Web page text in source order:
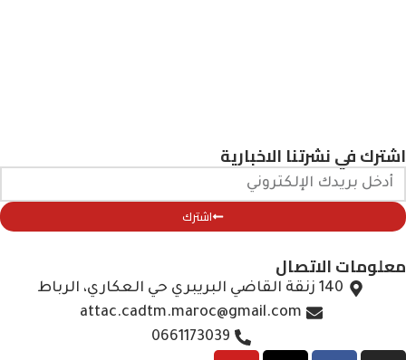
اشترك في نشرتنا الاخبارية
اشترك
معلومات الاتصال
140 زنقة القاضي البريبري حي العكاري، الرباط
attac.cadtm.maroc@gmail.com
0661173039